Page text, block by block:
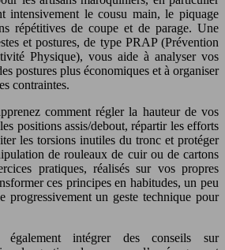
intensivement le cousu main, le piquage
répétitives de coupe et de parage. Une
et postures, de type PRAP (Prévention
Physique), vous aide à analyser vos
postures plus économiques et à organiser
contraintes.
comment régler la hauteur de vos
positions assis/debout, répartir les efforts
les torsions inutiles du tronc et protéger
de rouleaux de cuir ou de cartons
pratiques, réalisés sur vos propres
ces principes en habitudes, un peu
progressivement un geste technique pour
intégrer des conseils sur